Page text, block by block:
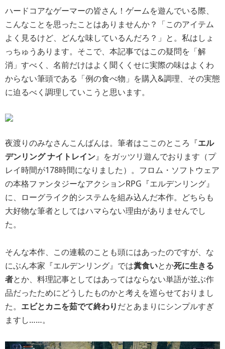
ハードコアなゲーマーの皆さん！ゲームを遊んでいる際、
こんなことを思ったことはありませんか？「このアイテム
よく見るけど、どんな味しているんだろ？」と。私はしょ
っちゅうあります。そこで、本記事ではこの疑問を「解
消」すべく、名前だけはよく聞くくせに実際の味はよくわ
からない筆頭である「例の食べ物」を購入&調理、その実態
に迫るべく調理していこうと思います。
夜渡りのみなさんこんばんは。筆者はここのところ『エル
デンリング ナイトレイン』をガッツリ遊んでおります（プ
レイ時間が178時間になりました）。フロム・ソフトウェア
の本格ファンタジーなアクションRPG『エルデンリング』
に、ローグライク的システムを組み込んだ本作。どちらも
大好物な筆者としてはハマらない理由がありませんでし
た。
そんな本作、この連載のことも頭にはあったのですが、な
にぶん本家『エルデンリング』では糞食いとか死に生きる
者とか、料理記事としてはあってはならない単語が並ぶ作
品だったためにどうしたものかと考えを巡らせておりまし
た。 エビとカニを茹でて終わりだとあまりにシンプルすぎ
ますし……。